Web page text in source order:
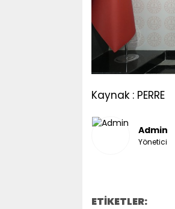
Kaynak : PERRE
Admin
Yönetici
ETİKETLER: